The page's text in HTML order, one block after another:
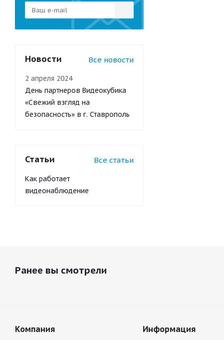
Новости Все новости
2 апреля 2024
День партнеров Видеокубика
«Свежий взгляд на
безопасность» в г. Ставрополь
Статьи Все статьи
Как работает
видеонаблюдение
Ранее вы смотрели
Компания Информация